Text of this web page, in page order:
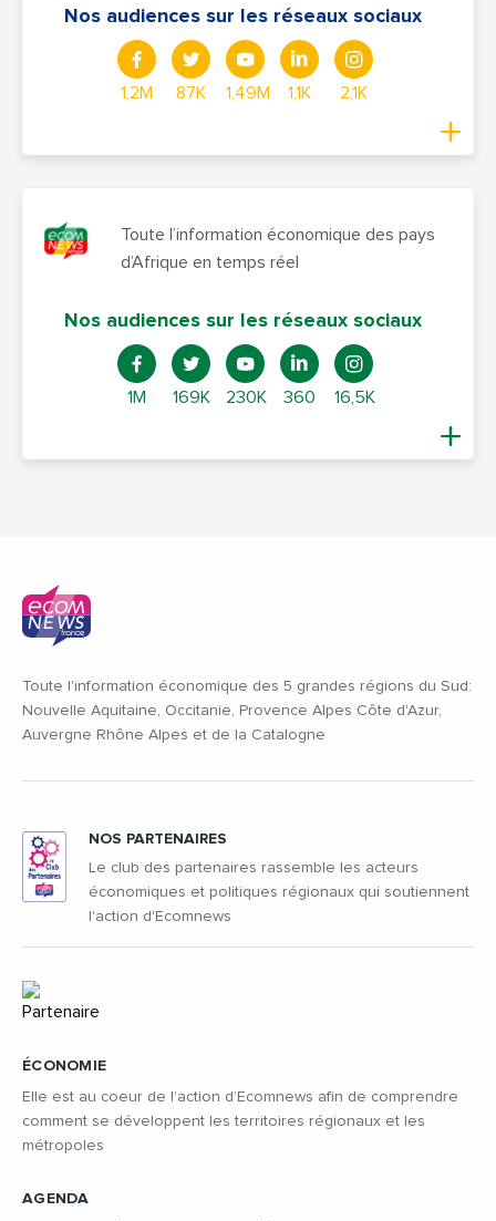
Nos audiences sur les réseaux sociaux
1,2M 87K 1,49M 1,1K 2,1K
Toute l’information économique des pays
d’Afrique en temps réel
Nos audiences sur les réseaux sociaux
1M 169K 230K 360 16,5K
Toute l'information économique des 5 grandes régions du Sud:
Nouvelle Aquitaine, Occitanie, Provence Alpes Côte d'Azur,
Auvergne Rhône Alpes et de la Catalogne
ÉCONOMIE
Elle est au coeur de l’action d’Ecomnews afin de comprendre
comment se développent les territoires régionaux et les
métropoles
AGENDA
NOS PARTENAIRES
Le club des partenaires rassemble les acteurs
économiques et politiques régionaux qui soutiennent
l'action d'Ecomnews